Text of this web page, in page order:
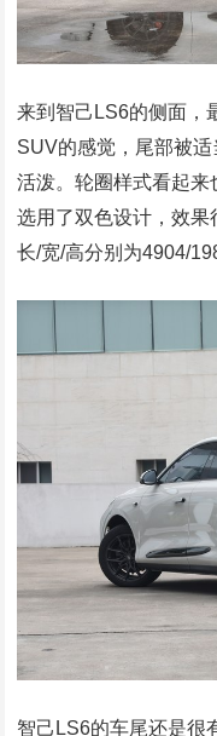
来到智己LS6的侧面，
SUV的感觉，尾部被适
活泼。轮圈样式看起
选用了双色设计，效
长/宽/高分别为4904/
智己LS6的车尾还是很